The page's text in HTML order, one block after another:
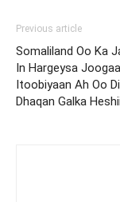
Previous article
Somaliland Oo Ka
In Hargeysa
Itoobiyaan Ah Oo
Dhaqan Galka